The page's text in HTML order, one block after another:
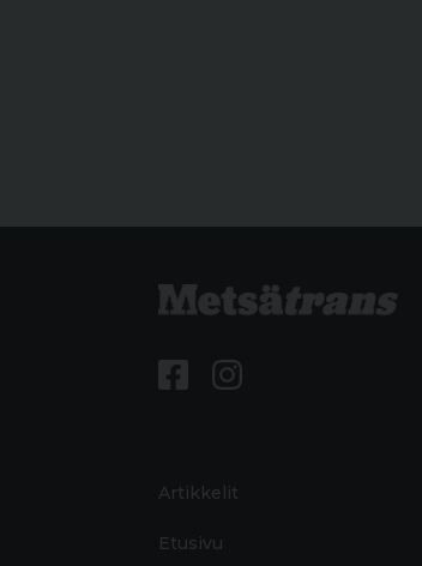
Artikkelit
Etusivu